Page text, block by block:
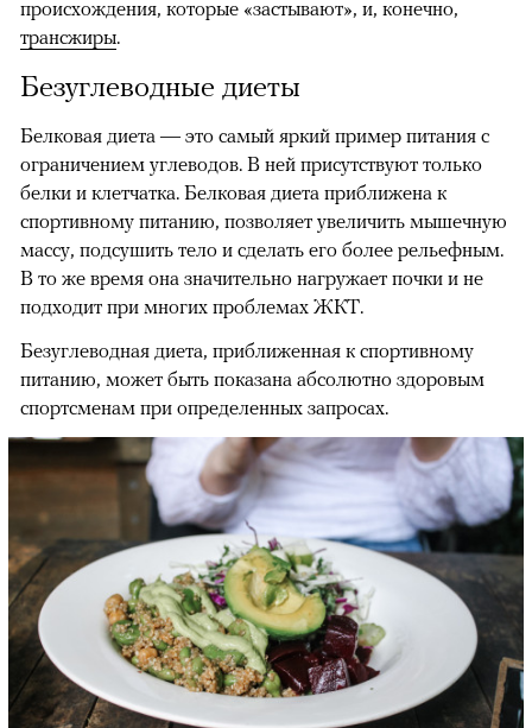
происхождения, которые «застывают», и, конечно,
трансжиры.
Безуглеводные диеты
Белковая диета — это самый яркий пример питания с
ограничением углеводов. В ней присутствуют только
белки и клетчатка. Белковая диета приближена к
спортивному питанию, позволяет увеличить мышечную
массу, подсушить тело и сделать его более рельефным.
В то же время она значительно нагружает почки и не
подходит при многих проблемах ЖКТ.
Безуглеводная диета, приближенная к спортивному
питанию, может быть показана абсолютно здоровым
спортсменам при определенных запросах.